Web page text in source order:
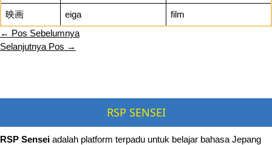
映画 eiga
film
← Pos Sebelumnya
Selanjutnya Pos →
RSP SENSEI
RSP Sensei adalah platform terpadu untuk belajar bahasa Jepang